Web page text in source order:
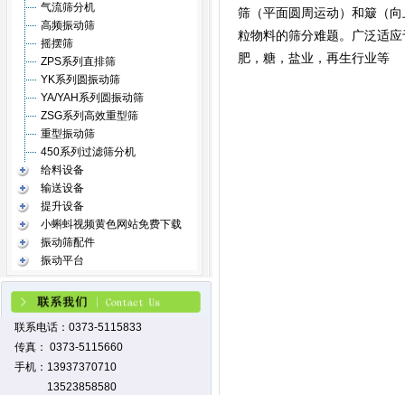
气流筛分机
高频振动筛
摇摆筛
ZPS系列直排筛
YK系列圆振动筛
YA/YAH系列圆振动筛
ZSG系列高效重型筛
重型振动筛
450系列过滤筛分机
给料设备
输送设备
提升设备
小蝌蚪视频黄色网站免费下载
振动筛配件
振动平台
联系电话：0373-5115833
传真： 0373-5115660
手机：13937370710
13523858580
筛（平面圆周运动）和簸（向
粒物料的筛分难题。广泛适应于
肥，糖，盐业，再生行业等